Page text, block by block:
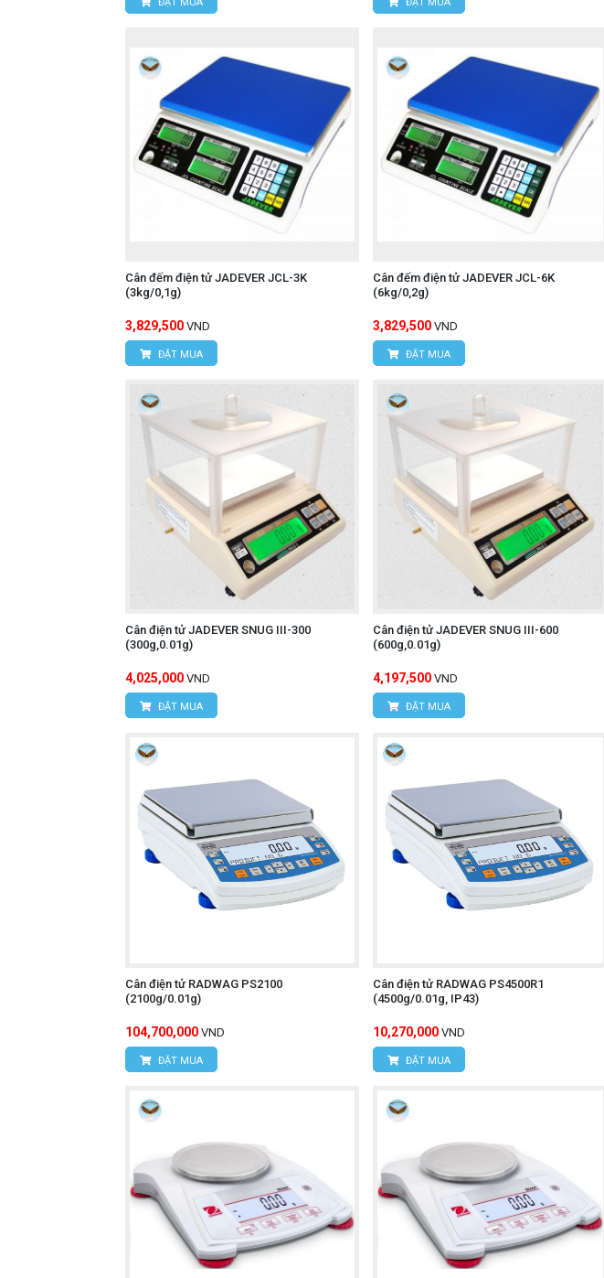
Cân đếm điện tử JADEVER JCL-3K
(3kg/0,1g)
3,829,500 VND
ĐẶT MUA
Cân đếm điện tử JADEVER JCL-6K
(6kg/0,2g)
3,829,500 VND
ĐẶT MUA
Cân điện tử JADEVER SNUG III-300
(300g,0.01g)
4,025,000 VND
ĐẶT MUA
Cân điện tử JADEVER SNUG III-600
(600g,0.01g)
4,197,500 VND
ĐẶT MUA
Cân điện tử RADWAG PS2100
(2100g/0.01g)
104,700,000 VND
ĐẶT MUA
Cân điện tử RADWAG PS4500R1
(4500g/0.01g, IP43)
10,270,000 VND
ĐẶT MUA